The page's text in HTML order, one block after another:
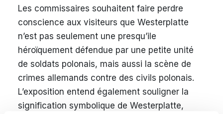
Les commissaires souhaitent faire perdre
conscience aux visiteurs que Westerplatte
n’est pas seulement une presqu’ile
héroïquement défendue par une petite unité
de soldats polonais, mais aussi la scène de
crimes allemands contre des civils polonais.
L’exposition entend également souligner la
signification symbolique de Westerplatte,